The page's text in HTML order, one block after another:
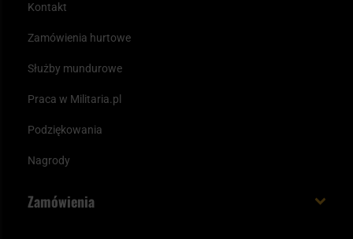
Kontakt
Zamówienia hurtowe
Służby mundurowe
Praca w Militaria.pl
Podziękowania
Nagrody
Zamówienia